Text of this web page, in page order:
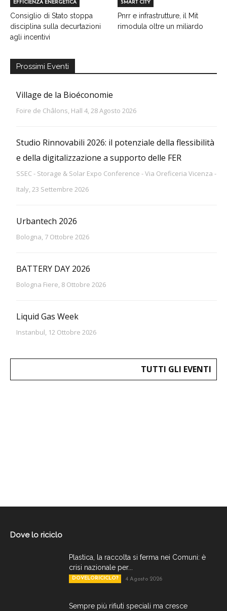
EFFICIENZA ENERGETICA
Consiglio di Stato stoppa
disciplina sulla decurtazioni
agli incentivi
SMART CITY
Pnrr e infrastrutture, il Mit
rimodula oltre un miliardo
Prossimi Eventi
Village de la Bioéconomie
Foire de Châlons, Hall 4, 28 Agosto 2026
Studio Rinnovabili 2026: il potenziale della flessibilità
e della digitalizzazione a supporto delle FER
SSEC - Storage & Solar Expo Conference - Via Oreficeria Vicenza -
Italy, 23 Settembre 2026
Urbantech 2026
Bologna, 7 Ottobre 2026
BATTERY DAY 2026
Bologna Fiere, 8 Ottobre 2026
Liquid Gas Week
Instanbul, 12 Ottobre 2026
TUTTI GLI EVENTI
Dove lo riciclo
Plastica, la raccolta si ferma nei Comuni: è
crisi nazionale per...
DOVELORICICLO? 4 Agosto 2026
Sempre più rifiuti speciali ma cresce